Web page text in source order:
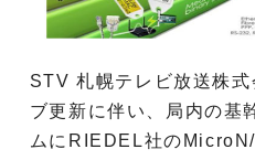
STV 札幌テレビ放送株
ブ更新に伴い、局内の基
ムにRIEDEL社の